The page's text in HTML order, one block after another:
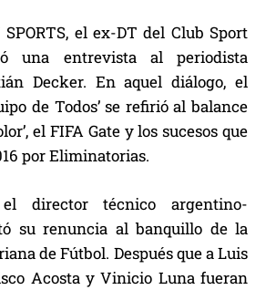
el ex-DT del Club Sport
una entrevista al periodista
Decker. En aquel diálogo, el
de Todos’ se refirió al balance
el FIFA Gate y los sucesos que
por Eliminatorias.
director técnico argentino-
su renuncia al banquillo de la
de Fútbol. Después que a Luis
Acosta y Vinicio Luna fueran